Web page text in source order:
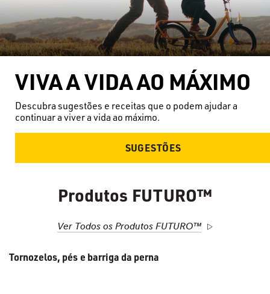
VIVA A VIDA AO MÁXIMO
Descubra sugestões e receitas que o podem ajudar a
continuar a viver a vida ao máximo.
SUGESTÕES
Produtos FUTURO™
Ver Todos os Produtos FUTURO™
Tornozelos, pés e barriga da perna